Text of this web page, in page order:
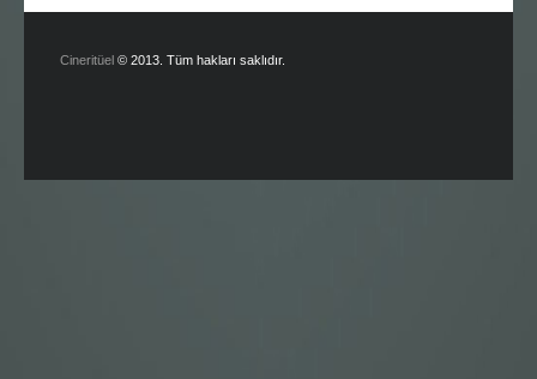
Cineritüel © 2013. Tüm hakları saklıdır.